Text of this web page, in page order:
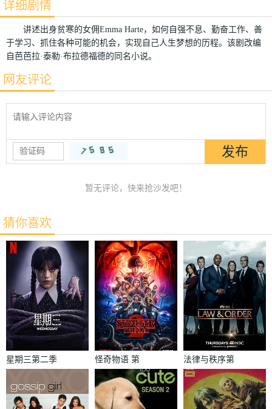
详细剧情
讲述出身贫寒的女佣Emma Harte，如何自强不息、勤奋工作、善
于学习、抓住各种可能的机会，实现自己人生梦想的历程。该剧改编
自芭芭拉·泰勒·布拉德福德的同名小说。
网友评论
暂无评论，快来抢沙发吧！
猜你喜欢
星期三第二季
怪奇物语 第
二季
法律与秩序第
二十二季